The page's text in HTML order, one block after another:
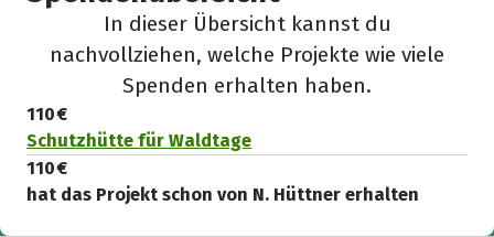
In dieser Übersicht kannst du
nachvollziehen, welche Projekte wie viele
Spenden erhalten haben.
110 €
Schutzhütte für Waldtage
110 €
hat das Projekt schon von N. Hüttner erhalten